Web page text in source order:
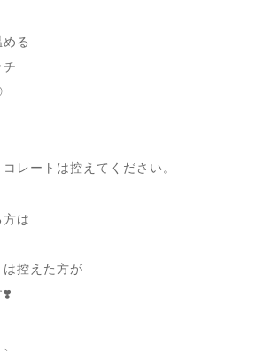
る
レートは控えてください。
は
控えた方が
❣️